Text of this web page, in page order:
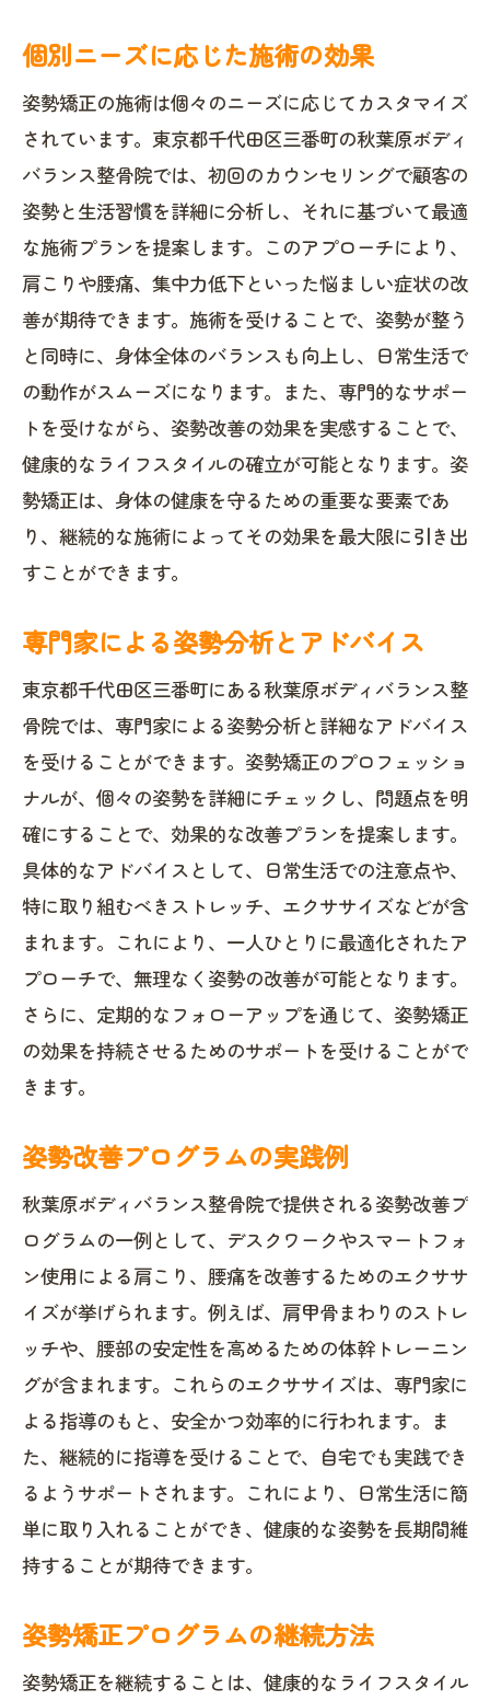
個別ニーズに応じた施術の効果
姿勢矯正の施術は個々のニーズに応じてカスタマイズ
されています。東京都千代田区三番町の秋葉原ボディ
バランス整骨院では、初回のカウンセリングで顧客の
姿勢と生活習慣を詳細に分析し、それに基づいて最適
な施術プランを提案します。このアプローチにより、
肩こりや腰痛、集中力低下といった悩ましい症状の改
善が期待できます。施術を受けることで、姿勢が整う
と同時に、身体全体のバランスも向上し、日常生活で
の動作がスムーズになります。また、専門的なサポー
トを受けながら、姿勢改善の効果を実感することで、
健康的なライフスタイルの確立が可能となります。姿
勢矯正は、身体の健康を守るための重要な要素であ
り、継続的な施術によってその効果を最大限に引き出
すことができます。
専門家による姿勢分析とアドバイス
東京都千代田区三番町にある秋葉原ボディバランス整
骨院では、専門家による姿勢分析と詳細なアドバイス
を受けることができます。姿勢矯正のプロフェッショ
ナルが、個々の姿勢を詳細にチェックし、問題点を明
確にすることで、効果的な改善プランを提案します。
具体的なアドバイスとして、日常生活での注意点や、
特に取り組むべきストレッチ、エクササイズなどが含
まれます。これにより、一人ひとりに最適化されたア
プローチで、無理なく姿勢の改善が可能となります。
さらに、定期的なフォローアップを通じて、姿勢矯正
の効果を持続させるためのサポートを受けることがで
きます。
姿勢改善プログラムの実践例
秋葉原ボディバランス整骨院で提供される姿勢改善プ
ログラムの一例として、デスクワークやスマートフォ
ン使用による肩こり、腰痛を改善するためのエクササ
イズが挙げられます。例えば、肩甲骨まわりのストレ
ッチや、腰部の安定性を高めるための体幹トレーニン
グが含まれます。これらのエクササイズは、専門家に
よる指導のもと、安全かつ効率的に行われます。ま
た、継続的に指導を受けることで、自宅でも実践でき
るようサポートされます。これにより、日常生活に簡
単に取り入れることができ、健康的な姿勢を長期間維
持することが期待できます。
姿勢矯正プログラムの継続方法
姿勢矯正を継続することは、健康的なライフスタイル